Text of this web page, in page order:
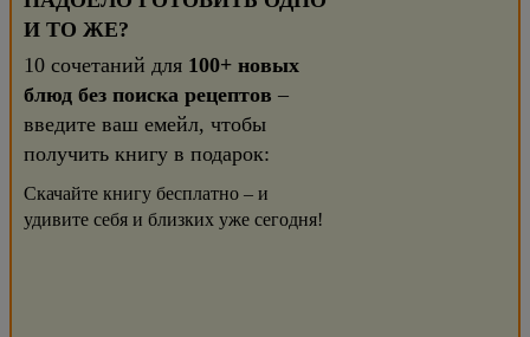
И ТО ЖЕ?
10 сочетаний для 100+ новых
блюд без поиска рецептов –
введите ваш емейл, чтобы
получить книгу в подарок:
Скачайте книгу бесплатно – и
удивите себя и близких уже сегодня!